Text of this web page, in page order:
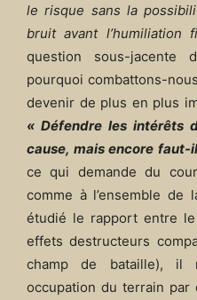
le risque sans la
bruit avant l’humiliation
question sous-jacente
pourquoi combattons-
devenir de plus en plus
« Défendre les intérêts
cause, mais encore
ce qui demande du
comme à l’ensemble de
étudié le rapport entre
effets destructeurs
champ de bataille), il
occupation du terrain par